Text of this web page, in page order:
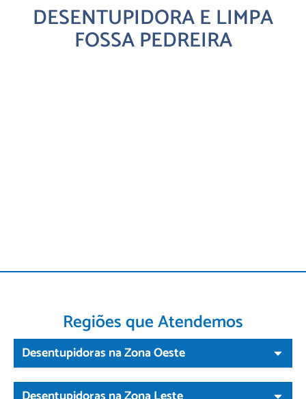
DESENTUPIDORA E LIMPA
FOSSA PEDREIRA
Regiões que Atendemos
Desentupidoras na Zona Oeste